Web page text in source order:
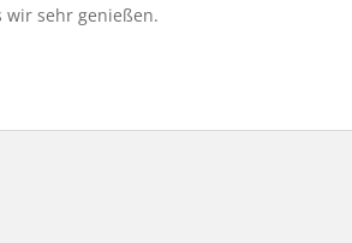
wir sehr genießen.